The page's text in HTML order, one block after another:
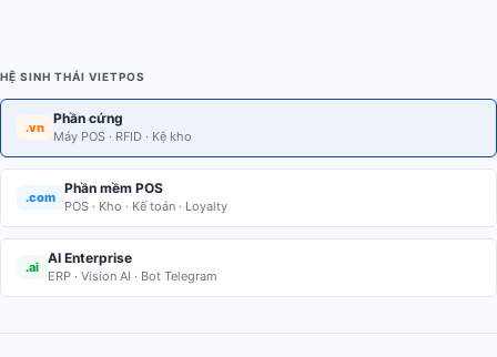
HỆ SINH THÁI VIETPOS
.vn
Phần cứng
Máy POS · RFID · Kệ kho
.com
Phần mềm POS
POS · Kho · Kế toán · Loyalty
.ai
AI Enterprise
ERP · Vision AI · Bot Telegram